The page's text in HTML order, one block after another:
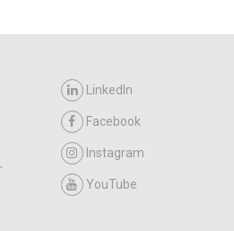
LinkedIn
Facebook
Instagram
YouTube